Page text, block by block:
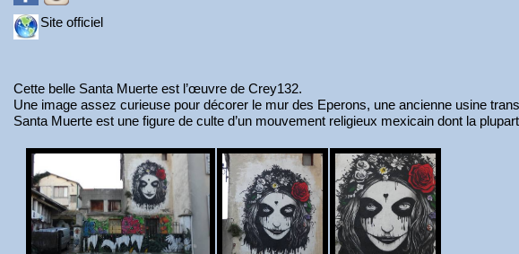
Site officiel
Cette belle Santa Muerte est l’œuvre de Crey132.
Une image assez curieuse pour décorer le mur des Eperons, une ancienne usine
Santa Muerte est une figure de culte d’un mouvement religieux mexicain dont la